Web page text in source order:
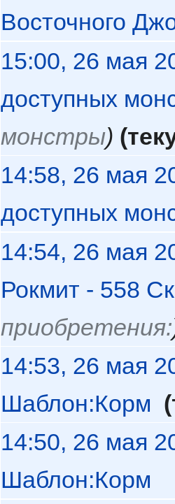
Восточного
15:00, 26 мая
доступных
монстры
14:58, 26 мая
доступных
14:54, 26 мая
Рокмит - 558
приобретения:
14:53, 26 мая
Шаблон:Корм
14:50, 26 мая
Шаблон:Корм